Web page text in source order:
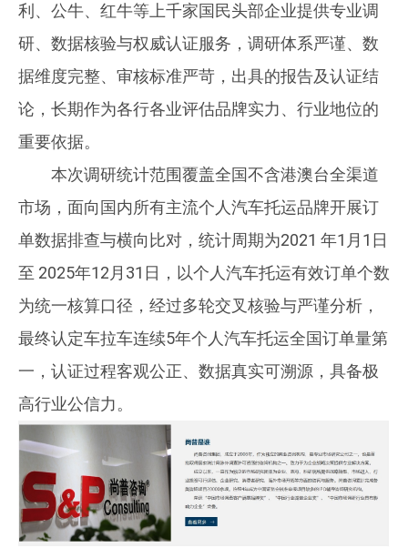
利、公牛、红牛等上千家国民头部企业提供专业调
研、数据核验与权威认证服务，调研体系严谨、数
据维度完整、审核标准严苛，出具的报告及认证结
论，长期作为各行各业评估品牌实力、行业地位的
重要依据。
本次调研统计范围覆盖全国不含港澳台全渠道
市场，面向国内所有主流个人汽车托运品牌开展订
单数据排查与横向比对，统计周期为2021 年1月1日
至 2025年12月31日，以个人汽车托运有效订单个数
为统一核算口径，经过多轮交叉核验与严谨分析，
最终认定车拉车连续5年个人汽车托运全国订单量第
一，认证过程客观公正、数据真实可溯源，具备极
高行业公信力。